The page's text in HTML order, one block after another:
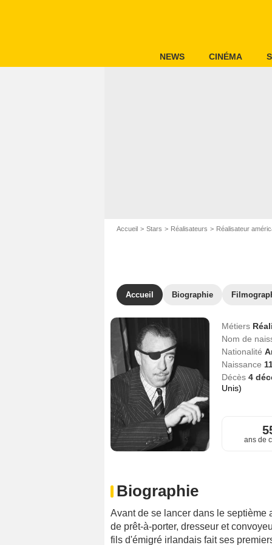
NEWS CINÉMA
Accueil Stars Réalisateurs Réalisateur
Accueil Biographie
Métiers
Nom de
Nationalité
Naissance
Décès 4
Unis)
ans de
Biographie
Avant de se lancer dans le septième
de prêt-à-porter, dresseur et
fils d'émigré irlandais fait ses